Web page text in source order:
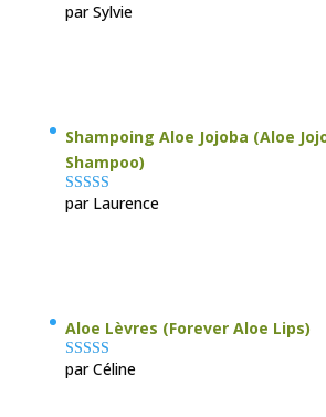
Note5sur 5
par Sylvie
Shampoing Aloe Jojoba (Aloe
Shampoo)
Note5sur 5
par Laurence
Aloe Lèvres (Forever Aloe Lips)
Note5sur 5
par Céline